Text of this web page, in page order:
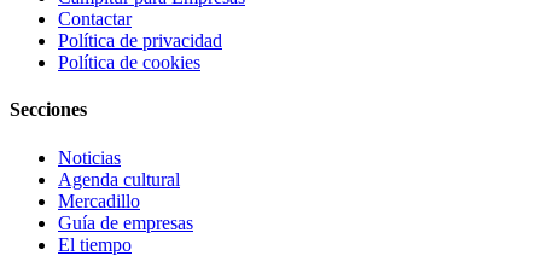
Contactar
Política de privacidad
Política de cookies
Secciones
Noticias
Agenda cultural
Mercadillo
Guía de empresas
El tiempo